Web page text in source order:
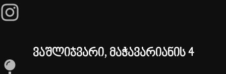
ვაშლიჯვარი, მაჭავარიანის 4